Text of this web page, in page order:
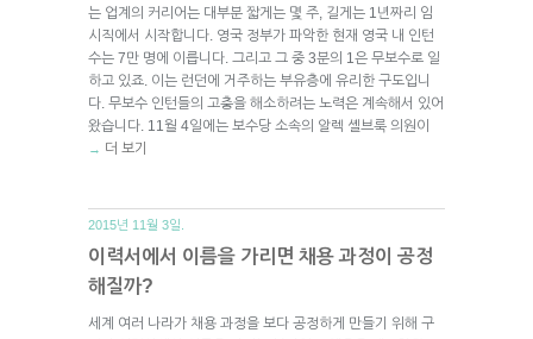
는 업계의 커리어는 대부분 짧게는 몇 주, 길게는 1년짜리 임
시직에서 시작합니다. 영국 정부가 파악한 현재 영국 내 인턴
수는 7만 명에 이릅니다. 그리고 그 중 3분의 1은 무보수로 일
하고 있죠. 이는 런던에 거주하는 부유층에 유리한 구도입니
다. 무보수 인턴들의 고충을 해소하려는 노력은 계속해서 있어
왔습니다. 11월 4일에는 보수당 소속의 알렉 셸브룩 의원이
→ 더 보기
2015년 11월 3일.
이력서에서 이름을 가리면 채용 과정이 공정
해질까?
세계 여러 나라가 채용 과정을 보다 공정하게 만들기 위해 구